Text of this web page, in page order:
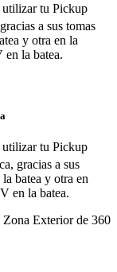
utilizar tu Pickup
a sus tomas
y otra en la
la batea.
utilizar tu Pickup
gracias a sus
batea y otra en
en la batea.